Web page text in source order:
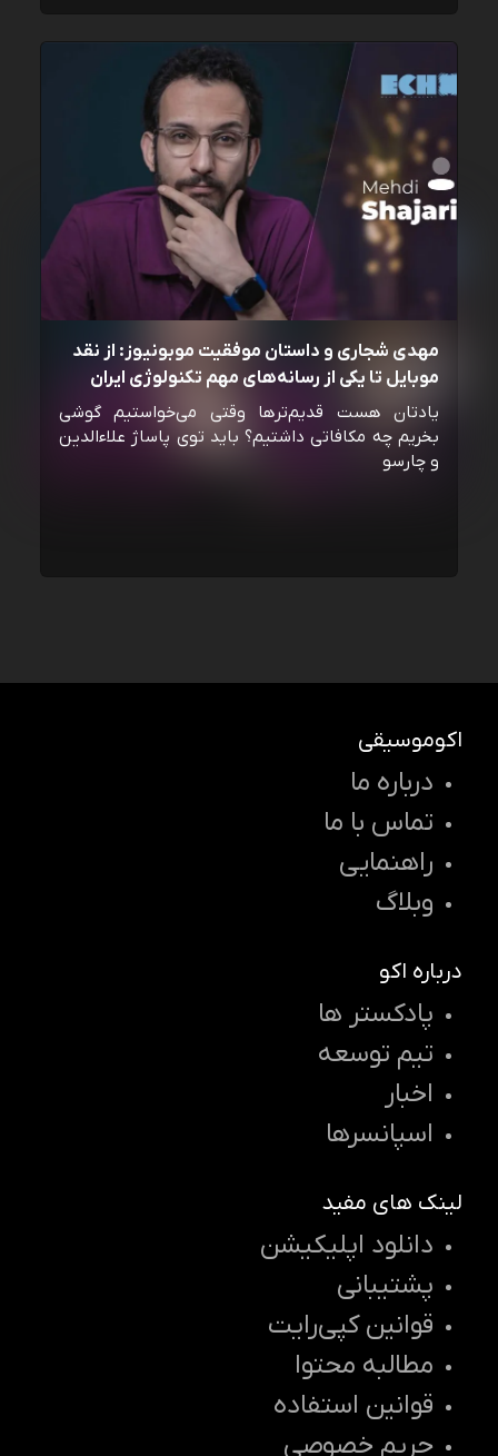
مهدی شجاری و داستان موفقیت موبونیوز: از نقد
موبایل تا یکی از رسانه‌‌های مهم تکنولوژی ایران
یادتان هست قدیم‌ترها وقتی می‌خواستیم گوشی
بخریم چه مکافاتی داشتیم؟ باید توی پاساژ علاءالدین
و چارسو
اکوموسیقی
درباره ما
تماس با ما
راهنمایی
وبلاگ
درباره اکو
پادکستر ها
تیم توسعه
اخبار
اسپانسرها
لینک های مفید
دانلود اپلیکیشن
پشتیبانی
قوانین کپی‌رایت
مطالبه محتوا
قوانین استفاده
حریم خصوصی